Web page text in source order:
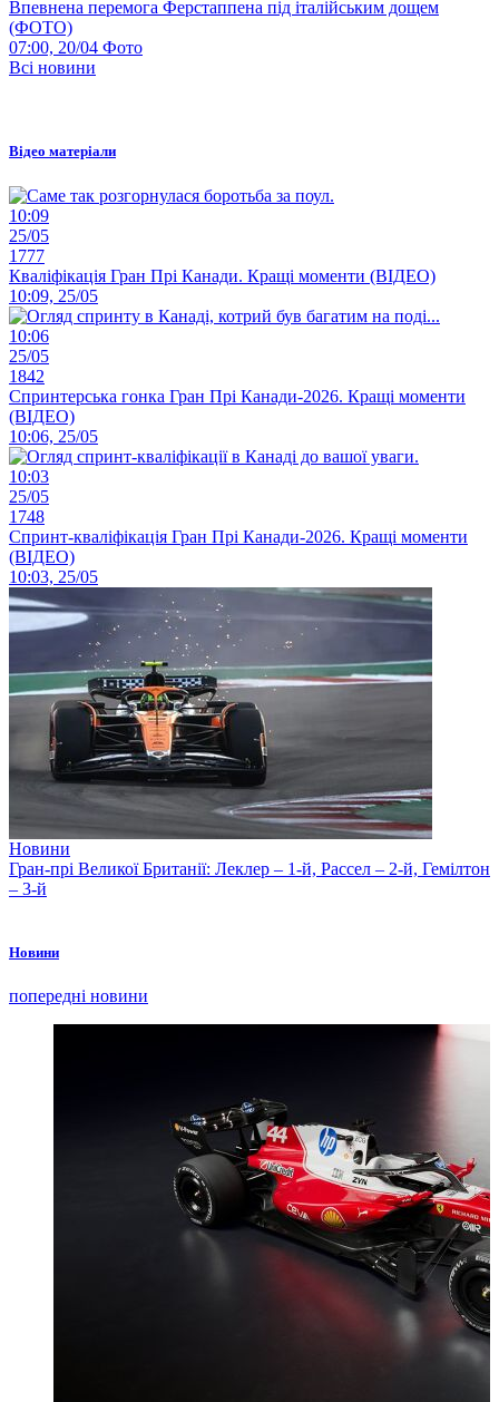
Впевнена перемога Ферстаппена під італійським дощем
(ФОТО)
07:00, 20/04 Фото
Всі новини
Відео матеріали
10:09
25/05
1777
Кваліфікація Гран Прі Канади. Кращі моменти (ВІДЕО)
10:09, 25/05
10:06
25/05
1842
Спринтерська гонка Гран Прі Канади-2026. Кращі моменти
(ВІДЕО)
10:06, 25/05
10:03
25/05
1748
Спринт-кваліфікація Гран Прі Канади-2026. Кращі моменти
(ВІДЕО)
10:03, 25/05
Новини
Гран-прі Великої Британії: Леклер – 1-й, Рассел – 2-й, Гемілтон
– 3-й
Новини
попередні новини